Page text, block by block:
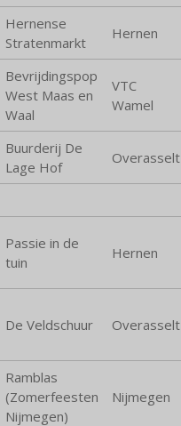
Hernense
Stratenmarkt
Hernen
Bevrijdingspop
West Maas en
Waal
VTC
Wamel
Buurderij De
Lage Hof
Overasselt
Passie in de
tuin
Hernen
De Veldschuur Overasselt
Ramblas
(Zomerfeesten
Nijmegen)
Nijmegen